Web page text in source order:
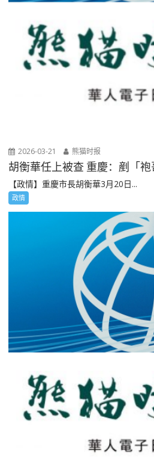
2026-03-21 熊猫时报
胡衡華任上被查 重慶：剷「
【政情】重慶市長胡衡華3月20日...
政情